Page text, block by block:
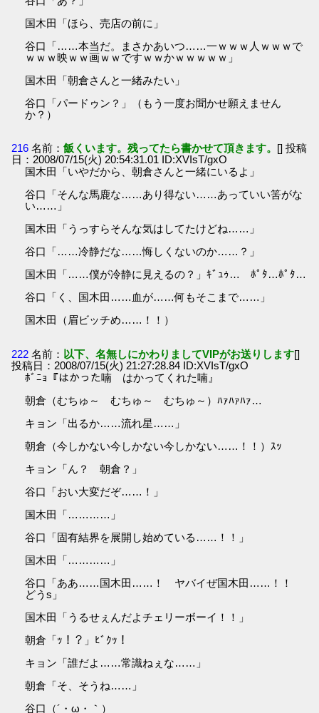
国木田「ほら、売店の前に」
谷口「……本当だ。まさかあいつ……一ｗｗｗ人ｗｗｗで
ｗｗｗ映ｗｗ画ｗｗですｗｗかｗｗｗｗｗ」
国木田「朝倉さんと一緒みたい」
谷口「パードゥン？」（もう一度お聞かせ願えません
か？）
216 名前：飯くいます。残ってたら書かせて頂きます。 [] 投稿
日：2008/07/15(火) 20:54:31.01 ID:XVIsT/gxO
国木田「いやだから、朝倉さんと一緒にいるよ」
谷口「そんな馬鹿な……あり得ない……あっていい筈がな
い……」
国木田「うっすらそんな気はしてたけどね……」
谷口「……冷静だな……悔しくないのか……？」
国木田「……僕が冷静に見えるの？」ｷﾞｭｩ… ﾎﾟﾀ…ﾎﾟﾀ…
谷口「く、国木田……血が……何もそこまで……」
国木田（眉ビッチめ……！！）
222 名前： 以下、名無しにかわりましてVIPがお送りします[]
投稿日：2008/07/15(火) 21:27:28.84 ID:XVIsT/gxO
ﾎﾞﾆｮ『はかった喃 はかってくれた喃』
朝倉（むちゅ～ むちゅ～ むちゅ～）ﾊｧﾊｧﾊｧ…
キョン「出るか……流れ星……」
朝倉（今しかない今しかない今しかない……！！）ｽｯ
キョン「ん？ 朝倉？」
谷口「おい大変だぞ……！」
国木田「…………」
谷口「固有結界を展開し始めている……！！」
国木田「…………」
谷口「ああ……国木田……！ ヤバイぜ国木田……！！
どうs」
国木田「うるせぇんだよチェリーボーイ！！」
朝倉「ｯ！？」ﾋﾞｸｯ！
キョン「誰だよ……常識ねぇな……」
朝倉「そ、そうね……」
谷口（´・ω・｀）